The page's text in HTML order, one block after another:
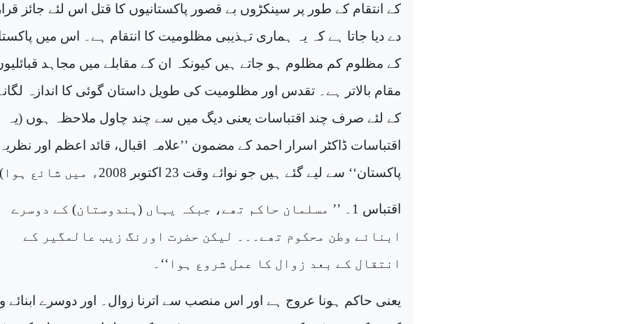
کے انتقام کے طور پر سینکڑوں بے قصور پاکستانیوں کا قتل اس لئے جائز قرار
دے دیا جاتا ہے کہ یہ ہماری تہذیبی مظلومیت کا انتقام ہے۔ اس میں
کے مظلوم کم مظلوم ہو جاتے ہیں کیونکہ ان کے مقابلے میں مجاہد
مقام بالاتر ہے۔ تقدس اور مظلومیت کی طویل داستان گوئی کا اندازہ
کے لئے صرف چند اقتباسات یعنی دیگ میں سے چند چاول ملاحظہ ہوں (یہ
اقتباسات ڈاکٹر اسرار احمد کے مضمون ’’علامہ اقبال، قائد اعظم اور نظریہ
پاکستان‘‘ سے لیے گئے ہیں جو نوائے وقت 23 اکتوبر 2008ء میں شائع ہوا)
اقتباس 1۔ ’’ مسلمان حاکم تھے، جبکہ یہاں (ہندوستان) کے دوسرے
ابنائے وطن محکوم تھے۔۔۔ لیکن حضرت اورنگ زیب عالمگیر کے
انتقال کے بعد زوال کا عمل شروع ہوا‘‘۔
یعنی حاکم ہونا عروج ہے اور اس منصب سے اترنا زوال۔ اور دوسرے ابنائے